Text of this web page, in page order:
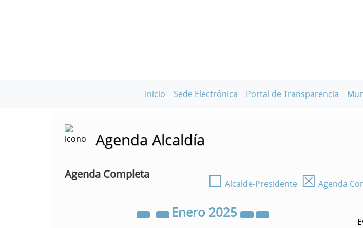
Inicio Sede Electrónica Portal de Transparencia
Agenda Alcaldía
Agenda Completa ☐ Alcalde-Presidente ☒ Agenda
Enero 2025